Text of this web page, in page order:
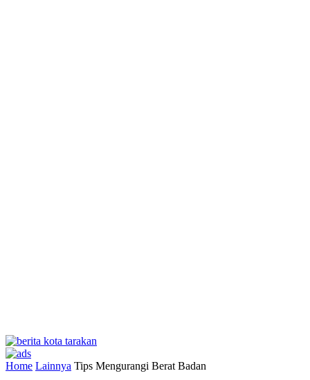
Home Lainnya Tips Mengurangi Berat Badan